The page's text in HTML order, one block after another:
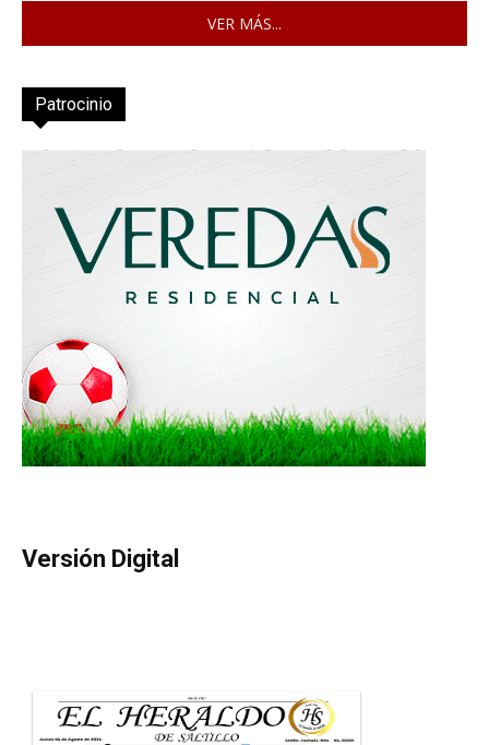
VER MÁS...
Patrocinio
Versión Digital